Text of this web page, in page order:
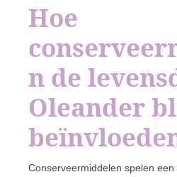
Hoe
n de
Oleander
Conserveermiddelen spelen